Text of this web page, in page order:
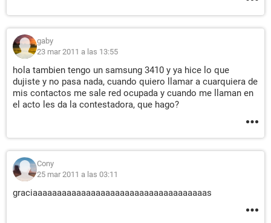
gaby
23 mar 2011 a las 13:55
hola tambien tengo un samsung 3410 y ya hice lo que
dujiste y no pasa nada, cuando quiero llamar a cuarquiera de
mis contactos me sale red ocupada y cuando me llaman en
el acto les da la contestadora, que hago?
Cony
25 mar 2011 a las 03:11
graciaaaaaaaaaaaaaaaaaaaaaaaaaaaaaaaaaaaas